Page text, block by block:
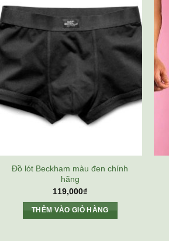
Đồ lót Beckham màu đen chính
hãng
119,000₫
THÊM VÀO GIỎ HÀNG